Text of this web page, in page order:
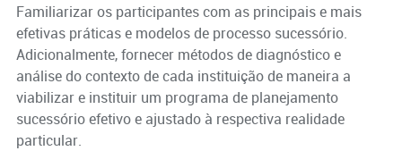
Familiarizar os participantes com as principais e mais
efetivas práticas e modelos de processo sucessório.
Adicionalmente, fornecer métodos de diagnóstico e
análise do contexto de cada instituição de maneira a
viabilizar e instituir um programa de planejamento
sucessório efetivo e ajustado à respectiva realidade
particular.